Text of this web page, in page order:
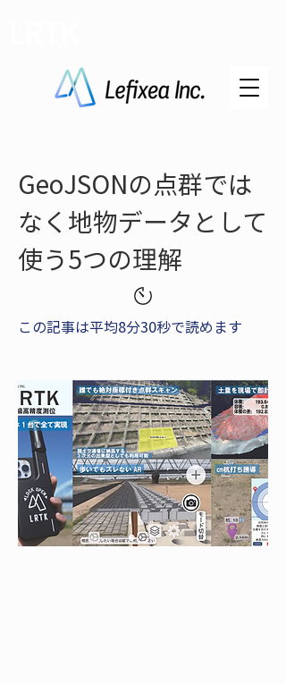
GeoJSONの点群では
なく地物データとして
使う5つの理解
この記事は平均8分30秒で読めます